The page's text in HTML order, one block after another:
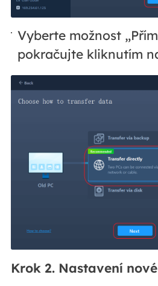
Vyberte možnost
pokračujte kliknutím
Krok 2. Nastavení